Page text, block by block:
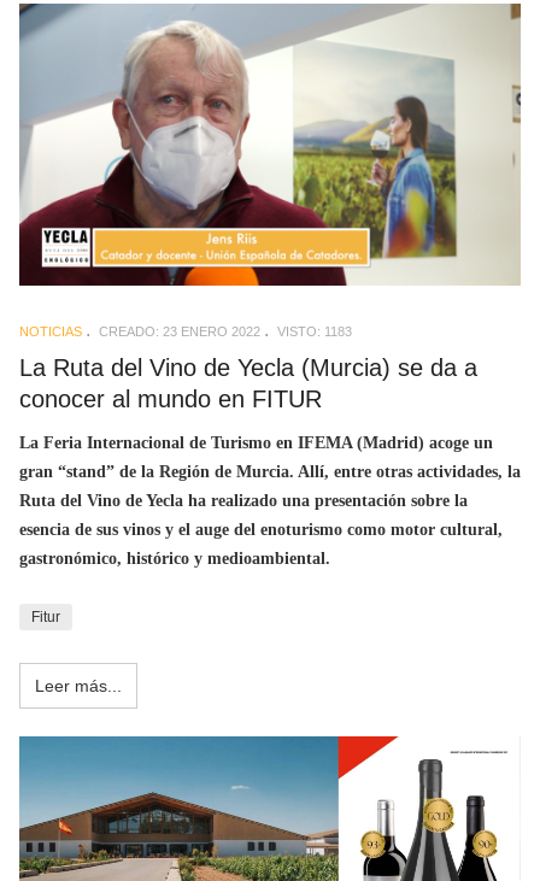
NOTICIAS CREADO: 23 ENERO 2022 VISTO: 1183
La Ruta del Vino de Yecla (Murcia) se da a
conocer al mundo en FITUR
La Feria Internacional de Turismo en IFEMA (Madrid) acoge un
gran “stand” de la Región de Murcia. Allí, entre otras actividades, la
Ruta del Vino de Yecla ha realizado una presentación sobre la
esencia de sus vinos y el auge del enoturismo como motor cultural,
gastronómico, histórico y medioambiental.
Fitur
Leer más...